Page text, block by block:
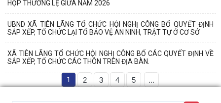
HỌP THƯỜNG LỆ GIỮA NĂM 2026
UBND XÃ TIÊN LÃNG TỔ CHỨC HỘI NGHỊ CÔNG BỐ QUYẾT ĐỊNH
SẮP XẾP, TỔ CHỨC LẠI TỔ BẢO VỆ AN NINH, TRẬT TỰ Ở CƠ SỞ
XÃ TIÊN LÃNG TỔ CHỨC HỘI NGHỊ CÔNG BỐ CÁC QUYẾT ĐỊNH VỀ
SẮP XẾP, TỔ CHỨC CÁC THÔN TRÊN ĐỊA BÀN.
1 2 3 4 5 ...